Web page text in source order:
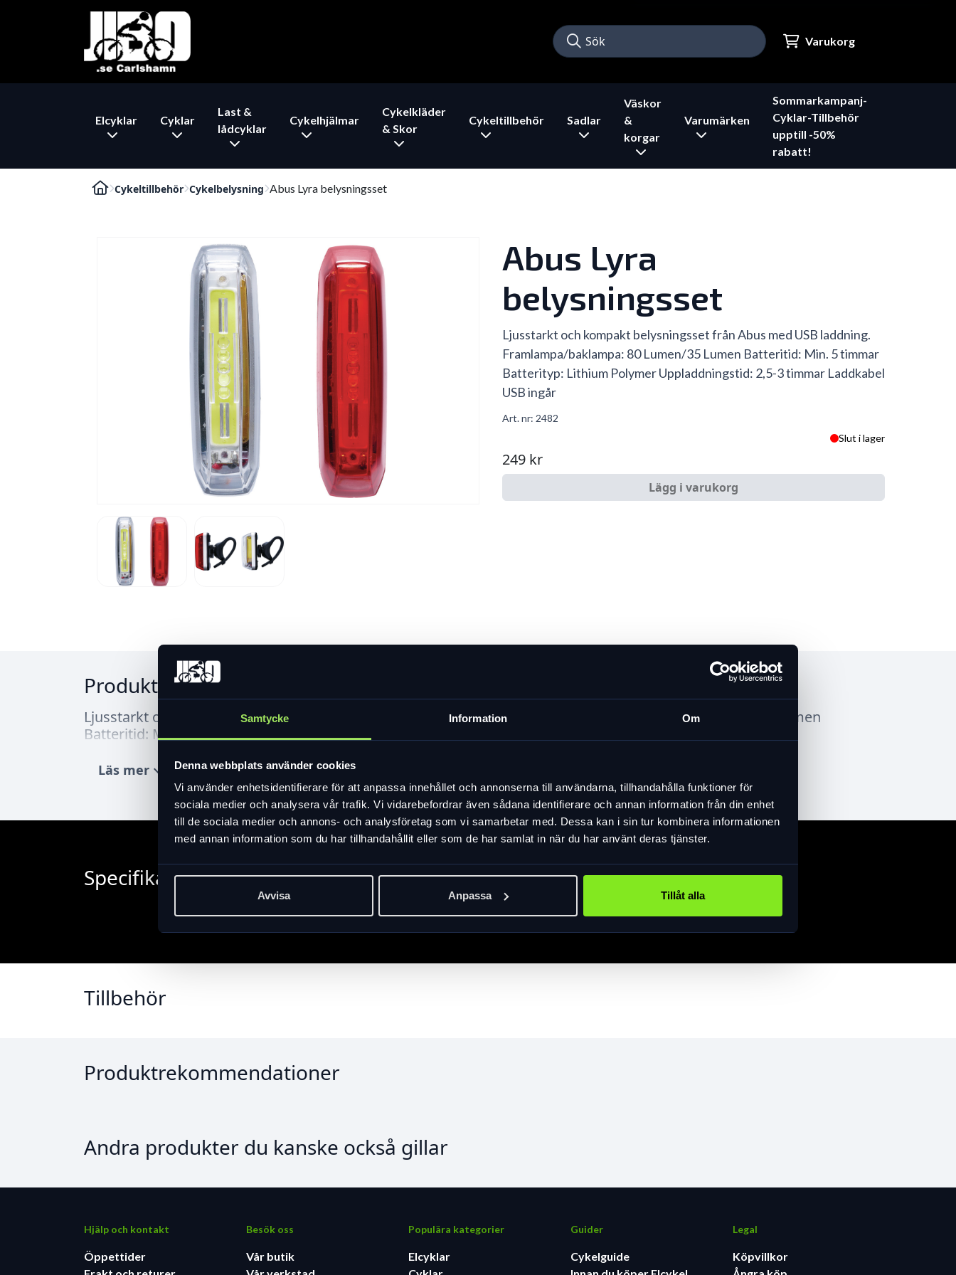
Samtycke Information Om
Denna webbplats använder cookies
Vi använder enhetsidentifierare för att anpassa innehållet och annonserna till användarna, tillhandahålla funktioner för
sociala medier och analysera vår trafik. Vi vidarebefordrar även sådana identifierare och annan information från din enhet
till de sociala medier och annons- och analysföretag som vi samarbetar med. Dessa kan i sin tur kombinera informationen
med annan information som du har tillhandahållit eller som de har samlat in när du har använt deras tjänster.
Avvisa Anpassa Tillåt alla
Varukorg
Elcyklar Cyklar
Last &
lådcyklar
Cykelhjälmar
Cykelkläder
& Skor
Cykeltillbehör Sadlar
Väskor
&
korgar
Varumärken
Sommarkampanj-
Cyklar-Tillbehör
upptill -50%
rabatt!
Cykeltillbehör Cykelbelysning Abus Lyra belysningsset
Abus Lyra
belysningsset
Ljusstarkt och kompakt belysningsset från Abus med USB laddning.
Framlampa/baklampa: 80 Lumen/35 Lumen Batteritid: Min. 5 timmar
Batterityp: Lithium Polymer Uppladdningstid: 2,5-3 timmar Laddkabel
USB ingår
Art. nr: 2482
Slut i lager
249 kr
Lägg i varukorg
Produktinformation
Ljusstarkt och kompakt belysningsset från Abus med USB laddning. Framlampa/baklampa: 80 Lumen/35 Lumen
Batteritid: Min. 5 timmar Batterityp: Lithium Polymer Uppladdningstid: 2,5-3 timmar Laddkabel USB ingår
Läs mer expand_more
Specifikation
Tillbehör
Produktrekommendationer
Andra produkter du kanske också gillar
Hjälp och kontakt
Öppettider
Besök oss
Vår butik
Populära kategorier
Elcyklar
Guider
Cykelguide
Legal
Köpvillkor